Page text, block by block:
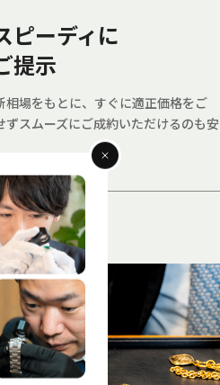
ピーディに
提示
相場をもとに、すぐに適正価格をご
ずスムーズにご成約いただけるのも安